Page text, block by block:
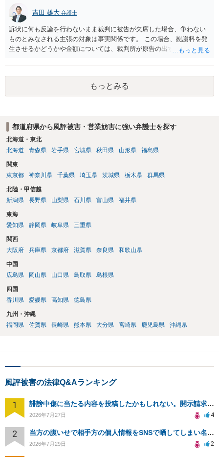
吉田 雄大 弁護士
訴状に何も反論を行わないまま裁判に被告が欠席した場合、争わない
ものとみなされる主張の対象は事実関係です。 この場合、慰謝料を発
生させるかどうかや金額については、裁判所が原告の出す証拠に基づ
いは判決の額が0円となることも、可能性としてはありえます。
もっとみる
都道府県から風評被害・営業妨害に強い弁護士を探す
北海道・東北
北海道
青森県 岩手県 宮城県 秋田県 山形県 福島県
関東
東京都
神奈川県 千葉県 埼玉県 茨城県 栃木県 群馬県
北陸・甲信越
新潟県
長野県 山梨県 石川県 富山県 福井県
東海
愛知県
静岡県 岐阜県 三重県
関西
大阪府
兵庫県 京都府 滋賀県 奈良県 和歌山県
中国
広島県
岡山県 山口県 鳥取県 島根県
四国
香川県
愛媛県 高知県 徳島県
九州・沖縄
福岡県
佐賀県 長崎県 熊本県 大分県 宮崎県 鹿児島県 沖縄県
風評被害の法律Q&Aランキング
1 誹謗中傷に当たる内容を投稿したかもしれない。開示請求や民事刑事裁判に発展しうるのか教えて欲しい。
2026年7月27日 4
2 当方の腹いせで相手方の個人情報をSNSで晒してしまい名誉毀損させてしまったかもしれない
2026年7月29日 2